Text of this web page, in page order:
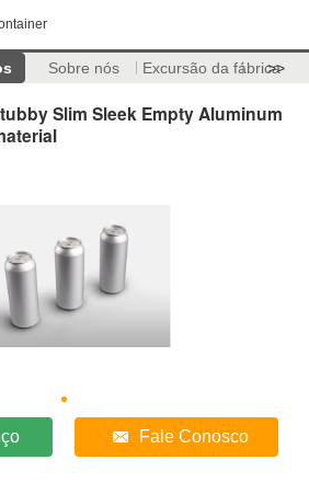
Sobre nós Excursão da fábrica
>>
Slim Sleek Empty Aluminum
Fale Conosco